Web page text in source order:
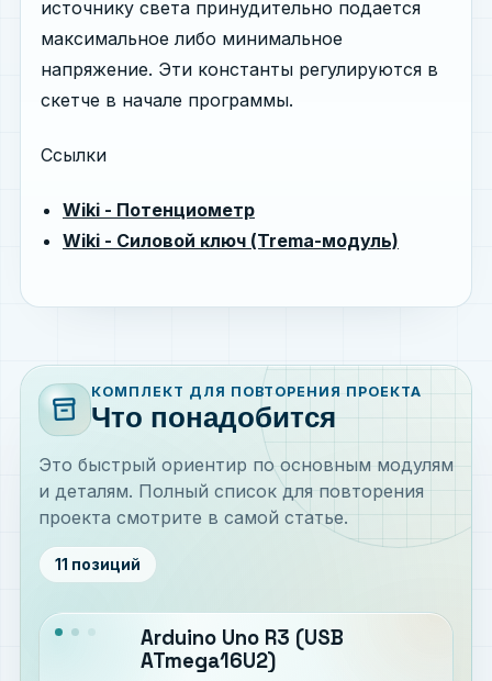
источнику света принудительно подается
максимальное либо минимальное
напряжение. Эти константы регулируются в
скетче в начале программы.
Ссылки
Wiki - Потенциометр
Wiki - Силовой ключ (Trema-модуль)
inventory_2
КОМПЛЕКТ ДЛЯ ПОВТОРЕНИЯ ПРОЕКТА
Что понадобится
Это быстрый ориентир по основным модулям
и деталям. Полный список для повторения
проекта смотрите в самой статье.
11 позиций
Arduino Uno R3 (USB
ATmega16U2)